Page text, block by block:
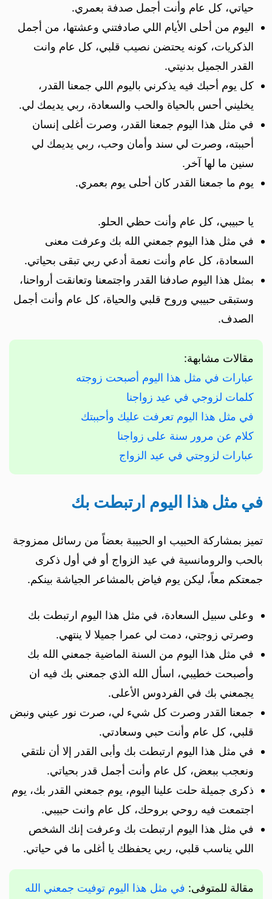
حياتي، كل عام وأنت أجمل صدفة بعمري.
اليوم من أحلى الأيام اللي صادفتني وعشتها، من أجمل
الذكريات، كونه يحتضن نصيب قلبي، كل عام وانت
القدر الجميل بدنيتي.
كل يوم أحبك فيه يذكرني باليوم اللي جمعنا القدر،
يخليني أحس بالحياة والحب والسعادة، ربي يديمك لي.
في مثل هذا اليوم جمعنا القدر، وصرت أغلى إنسان
أحببته، وصرت لي سند وأمان وحب، ربي يديمك لي
سنين ما لها آخر.
يوم ما جمعنا القدر كان أحلى يوم بعمري.
يا حبيبي، كل عام وأنت حظي الحلو.
في مثل هذا اليوم جمعني الله بك وعرفت معنى
السعادة، كل عام وأنت نعمة أدعي ربي تبقى بحياتي.
بمثل هذا اليوم صادفنا القدر واجتمعنا وتعانقت أرواحنا،
وستبقى حبيبي وروح قلبي والحياة، كل عام وأنت أجمل
الصدف.
مقالات مشابهة:
عبارات في مثل هذا اليوم أصبحت زوجته
كلمات لزوجي في عيد زواجنا
في مثل هذا اليوم تعرفت عليك وأحببتك
كلام عن مرور سنة على زواجنا
عبارات لزوجتي في عيد الزواج
في مثل هذا اليوم ارتبطت بك
تميز بمشاركة الحبيب او الحبيبة بعضاً من رسائل ممزوجة
بالحب والرومانسية في عيد الزواج أو في أول ذكرى
جمعتكم معاً، ليكن يوم فياض بالمشاعر الجياشة بينكم.
وعلى سبيل السعادة، في مثل هذا اليوم ارتبطت بك
وصرتي زوجتي، دمت لي عمرا جميلا لا ينتهي.
في مثل هذا اليوم من السنة الماضية جمعني الله بك
وأصبحت خطيبي، اسأل الله الذي جمعني بك فيه ان
يجمعني بك في الفردوس الأعلى.
جمعنا القدر وصرت كل شيء لي، صرت نور عيني ونبض
قلبي، كل عام وأنت حبي وسعادتي.
في مثل هذا اليوم ارتبطت بك وأبى القدر إلا أن نلتقي
ونعجب ببعض، كل عام وأنت أجمل قدر بحياتي.
ذكرى جميلة حلت علينا اليوم، يوم جمعني القدر بك، يوم
اجتمعت فيه روحي بروحك، كل عام وانت حبيبي.
في مثل هذا اليوم ارتبطت بك وعرفت إنك الشخص
اللي يناسب قلبي، ربي يحفظك يا أغلى ما في حياتي.
مقالة للمتوفى: في مثل هذا اليوم توفيت جمعني الله